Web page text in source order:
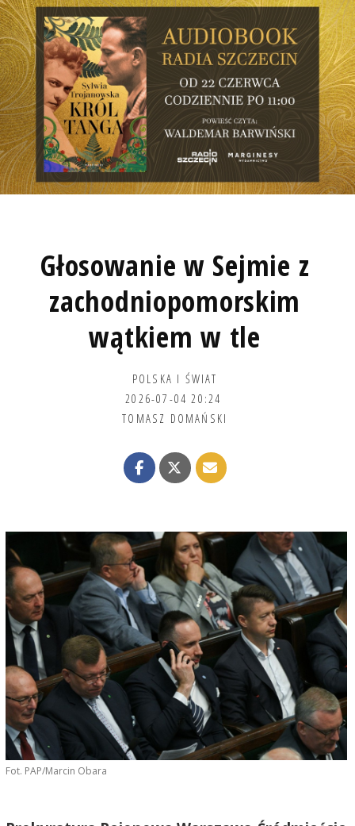
Głosowanie w Sejmie z
zachodniopomorskim
wątkiem w tle
POLSKA I ŚWIAT
2026-07-04 20:24
TOMASZ DOMAŃSKI
Fot. PAP/Marcin Obara